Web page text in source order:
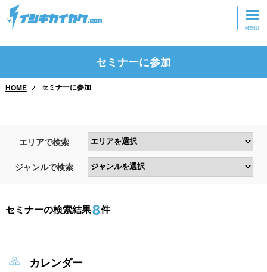
トップページ
研修・ツアーに参加
セミナーに参加
HOME セミナーに参加
エリアで検索
ジャンルで検索
セミナーの検索結果8件
カレンダー